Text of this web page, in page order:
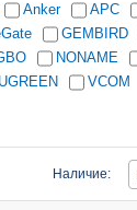
Anker APC
GEMBIRD
NONAME
UGREEN VCOM
Наличие: